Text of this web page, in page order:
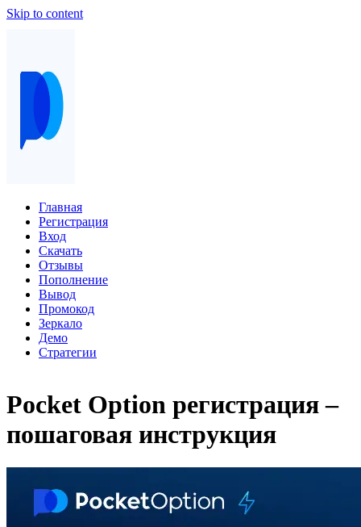
Skip to content
Главная
Регистрация
Вход
Скачать
Отзывы
Пополнение
Вывод
Промокод
Зеркало
Демо
Стратегии
mobile
menu
mobile
menu
Pocket Option регистрация –
пошаговая инструкция